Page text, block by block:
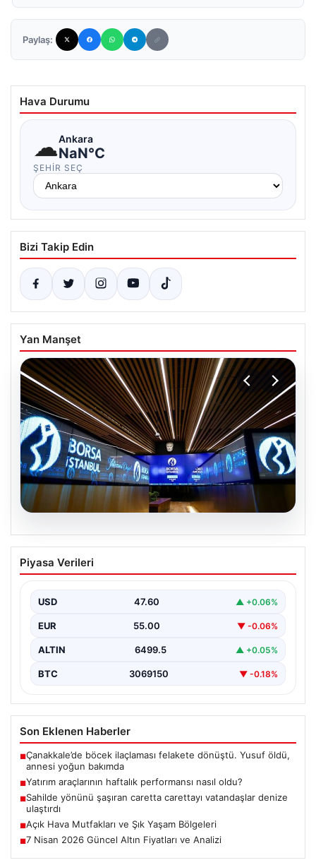
Paylaş:
Hava Durumu
☁Ankara
NaN°C
ŞEHIR SEÇ
Bizi Takip Edin
Yan Manşet
05.08.2026
Yatırım araçlarının haftalık performansı
nasıl oldu?
Piyasa Verileri
USD 47.60 ▲ +0.06%
EUR 55.00 ▼ -0.06%
ALTIN 6499.5 ▲ +0.05%
BTC 3069150 ▼ -0.18%
Son Eklenen Haberler
■Çanakkale’de böcek ilaçlaması felakete dönüştü. Yusuf öldü,
annesi yoğun bakımda
■Yatırım araçlarının haftalık performansı nasıl oldu?
■Sahilde yönünü şaşıran caretta carettayı vatandaşlar denize
ulaştırdı
■Açık Hava Mutfakları ve Şık Yaşam Bölgeleri
■7 Nisan 2026 Güncel Altın Fiyatları ve Analizi